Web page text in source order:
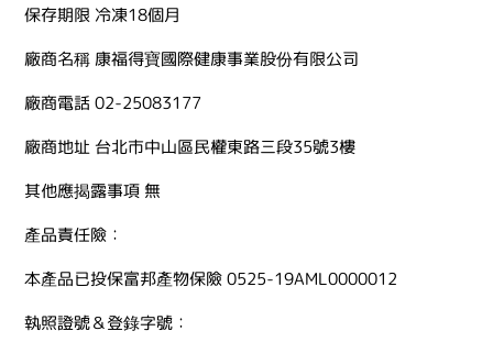
保存期限 冷凍18個月
廠商名稱 康福得寶國際健康事業股份有限公司
廠商電話 02-25083177
廠商地址 台北市中山區民權東路三段35號3樓
其他應揭露事項 無
產品責任險：
本產品已投保富邦產物保險 0525-19AML0000012
執照證號＆登錄字號：